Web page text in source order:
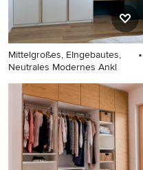
Mittelgroßes, EIngebautes,
Neutrales Modernes Ankl
Mittelgroßes, EIngebautes,
Neutrales Modernes
Ankleidezimmer mit hellem
Holzboden, braunem Boden
und weißen Schränken in
Paris